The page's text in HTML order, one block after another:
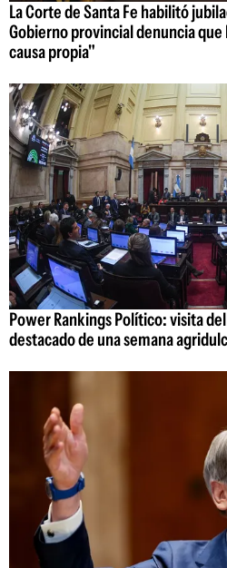
La Corte de Santa Fe habilitó
Gobierno provincial denuncia
causa propia"
Power Rankings Político: visita
destacado de una semana